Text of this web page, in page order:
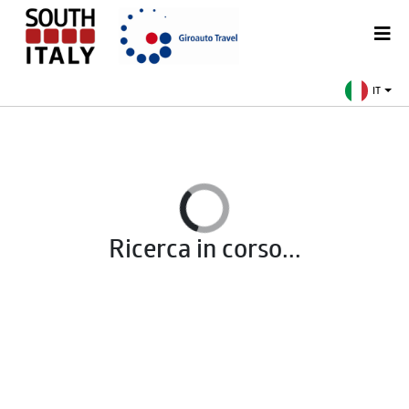
IT
Ricerca in corso...